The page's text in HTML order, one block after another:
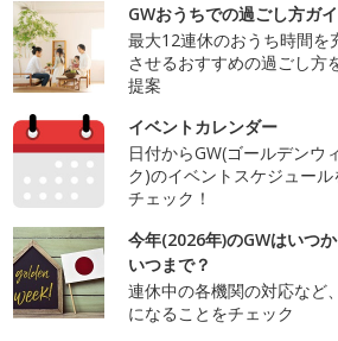
GWおうちでの過ごし方ガ
最大12連休のおうち時間を
させるおすすめの過ごし方
提案
イベントカレンダー
日付からGW(ゴールデンウ
ク)のイベントスケジュール
チェック！
今年(2026年)のGWはいつ
いつまで？
連休中の各機関の対応など
になることをチェック